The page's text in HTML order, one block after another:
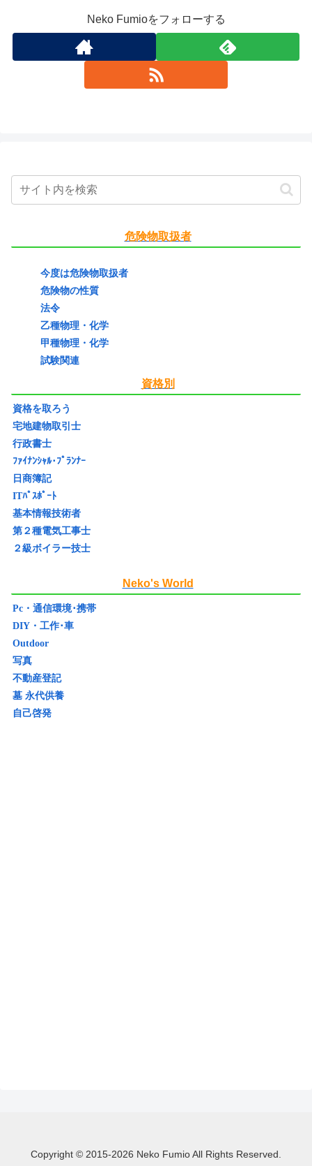
Neko Fumioをフォローする
危険物取扱者
今度は危険物取扱者
危険物の性質
法令
乙種物理・化学
甲種物理・化学
試験関連
資格別
資格を取ろう
宅地建物取引士
行政書士
ﾌｧｲﾅﾝｼｬﾙ･ﾌﾟﾗﾝﾅｰ
日商簿記
ITﾊﾟｽﾎﾟｰﾄ
基本情報技術者
第２種電気工事士
２級ボイラー技士
Neko's World
Pc・通信環境･携帯
DIY・工作･車
Outdoor
写真
不動産登記
墓 永代供養
自己啓発
Copyright © 2015-2026 Neko Fumio All Rights Reserved.